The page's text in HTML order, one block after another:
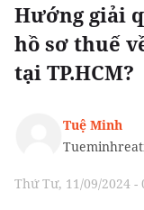
Hướng giải
hồ sơ thuế
tại TP.HCM?
Tuệ Minh
Thứ Tư, 11/09/2024 -